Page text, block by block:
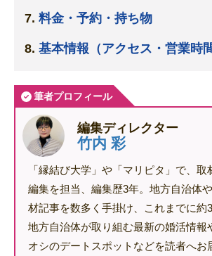
料金・予約・持ち物
基本情報（アクセス・営業時間
筆者プロフィール
編集ディレクター
竹内 彩
「縁結び大学」や「マリピタ」で、取
編集を担当、編集歴3年。地方自治体
材記事を数多く手掛け、これまでに約
地方自治体が取り組む最新の婚活情報
オシのデートスポットなどを読者へお